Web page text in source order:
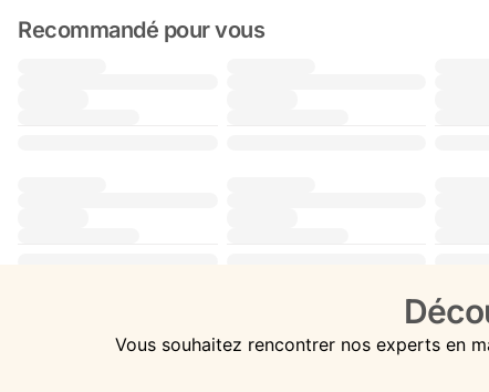
Recommandé pour vous
Vous souhaitez rencontrer nos experts en